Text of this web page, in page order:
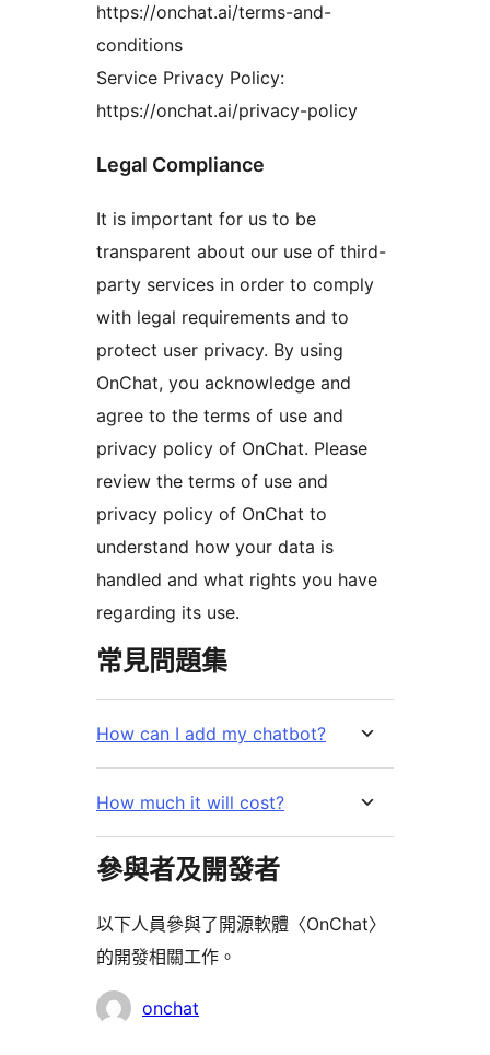
https://onchat.ai/terms-and-
conditions
Service Privacy Policy:
https://onchat.ai/privacy-policy
Legal Compliance
It is important for us to be
transparent about our use of third-
party services in order to comply
with legal requirements and to
protect user privacy. By using
OnChat, you acknowledge and
agree to the terms of use and
privacy policy of OnChat. Please
review the terms of use and
privacy policy of OnChat to
understand how your data is
handled and what rights you have
regarding its use.
常見問題集
How can I add my chatbot?
How much it will cost?
參與者及開發者
以下人員參與了開源軟體〈OnChat〉
的開發相關工作。
參
onchat